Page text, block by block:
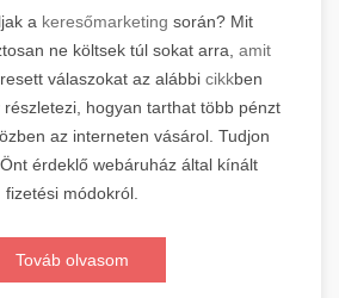
a keresőmarketing során? Mit
ne költsek túl sokat arra, amit
válaszokat az alábbi cikkben
hogyan tarthat több pénzt
az interneten vásárol. Tudjon
érdeklő webáruház által kínált
fizetési módokról.
Továb olvasom